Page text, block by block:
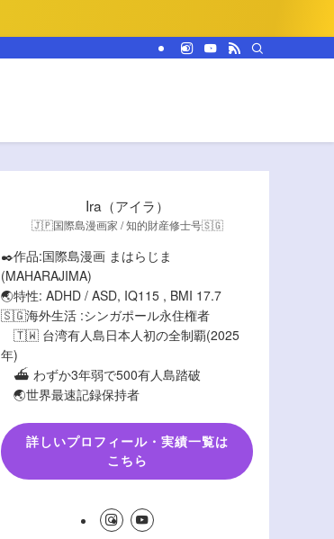
Ira（アイラ）
🇯🇵国際島漫画家 / 知的財産修士号🇸🇬
✒️作品:国際島漫画 まはらじま
(MAHARAJIMA)
🌏特性: ADHD / ASD, IQ115 , BMI 17.7
🇸🇬海外生活 :シンガポール永住権者
🇹🇼 台湾有人島日本人初の全制覇(2025
年)
⛴️ わずか3年弱で500有人島踏破
🌏世界最速記録保持者
詳しいプロフィール・実績一覧は
こちら